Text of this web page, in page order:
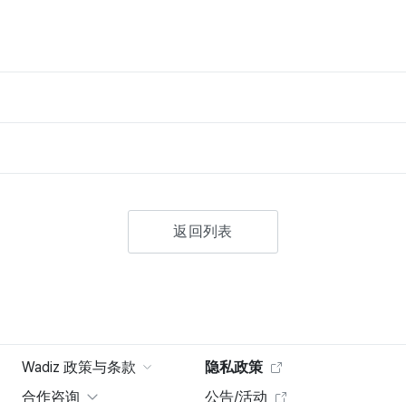
返回列表
Wadiz 政策与条款
隐私政策
合作咨询
公告/活动